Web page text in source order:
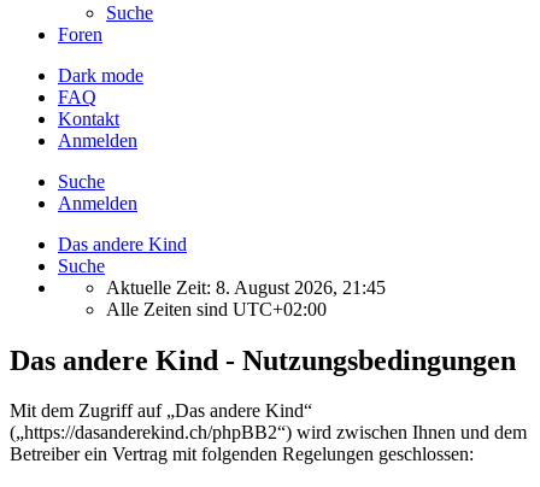
Suche
Foren
Dark mode
FAQ
Kontakt
Anmelden
Suche
Anmelden
Das andere Kind
Suche
Aktuelle Zeit: 8. August 2026, 21:45
Alle Zeiten sind UTC+02:00
Das andere Kind - Nutzungsbedingungen
Mit dem Zugriff auf „Das andere Kind“
(„https://dasanderekind.ch/phpBB2“) wird zwischen Ihnen und dem
Betreiber ein Vertrag mit folgenden Regelungen geschlossen: